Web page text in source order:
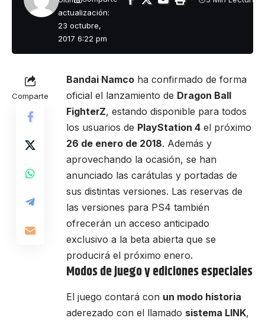
actualización:
23 octubre,
2017 6:22 pm
Comparte
Bandai Namco ha confirmado de forma
oficial el lanzamiento de Dragon Ball
FighterZ, estando disponible para todos
los usuarios de PlayStation 4 el próximo
26 de enero de 2018. Además y
aprovechando la ocasión, se han
anunciado las carátulas y portadas de
sus distintas versiones. Las reservas de
las versiones para PS4 también
ofrecerán un acceso anticipado
exclusivo a la beta abierta que se
producirá el próximo enero.
Modos de juego y ediciones especiales
El juego contará con un modo historia
aderezado con el llamado sistema LINK,